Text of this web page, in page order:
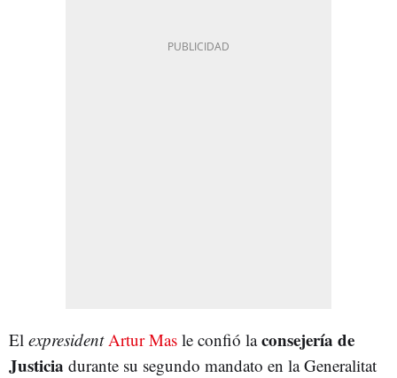
El expresident Artur Mas le confió laconsejería de
Justicia durante su segundo mandato en la Generalitat